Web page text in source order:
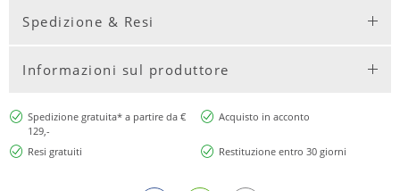
Spedizione & Resi
Informazioni sul produttore
Spedizione gratuita* a partire da €
129,-
Acquisto in acconto
Resi gratuiti Restituzione entro 30 giorni